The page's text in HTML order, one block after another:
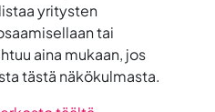
yritysten
tai
aina mukaan, jos
tästä näkökulmasta.